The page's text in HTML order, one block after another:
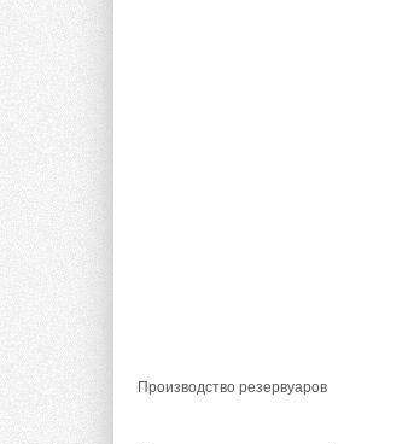
Производство резервуаров